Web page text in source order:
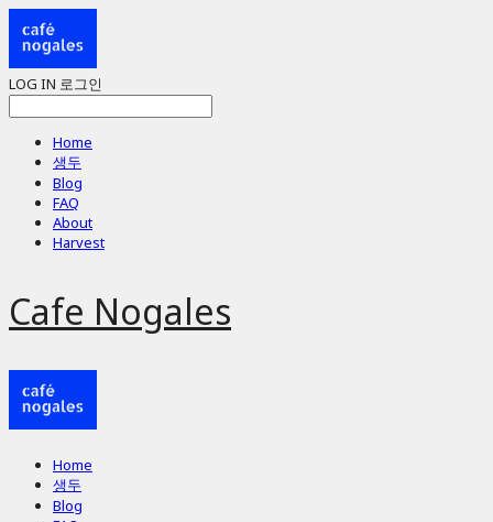
LOG IN 로그인
Home
생두
Blog
FAQ
About
Harvest
Cafe Nogales
Home
생두
Blog